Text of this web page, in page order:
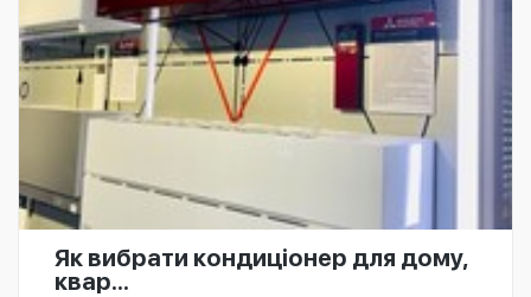
Як вибрати кондиціонер для дому,
квар...